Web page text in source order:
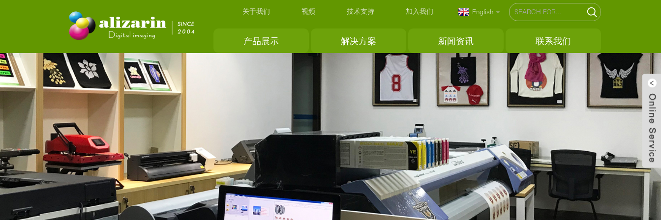
关于我们 视频 技术支持 加入我们 English
产品展示 解决方案 新闻资讯 联系我们